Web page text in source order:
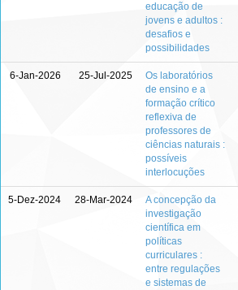
educação de
jovens e adultos :
desafios e
possibilidades
6-Jan-2026 25-Jul-2025
Os laboratórios
de ensino e a
formação crítico
reflexiva de
professores de
ciências naturais :
possíveis
interlocuções
5-Dez-2024 28-Mar-2024
A concepção da
investigação
científica em
políticas
curriculares :
entre regulações
e sistemas de